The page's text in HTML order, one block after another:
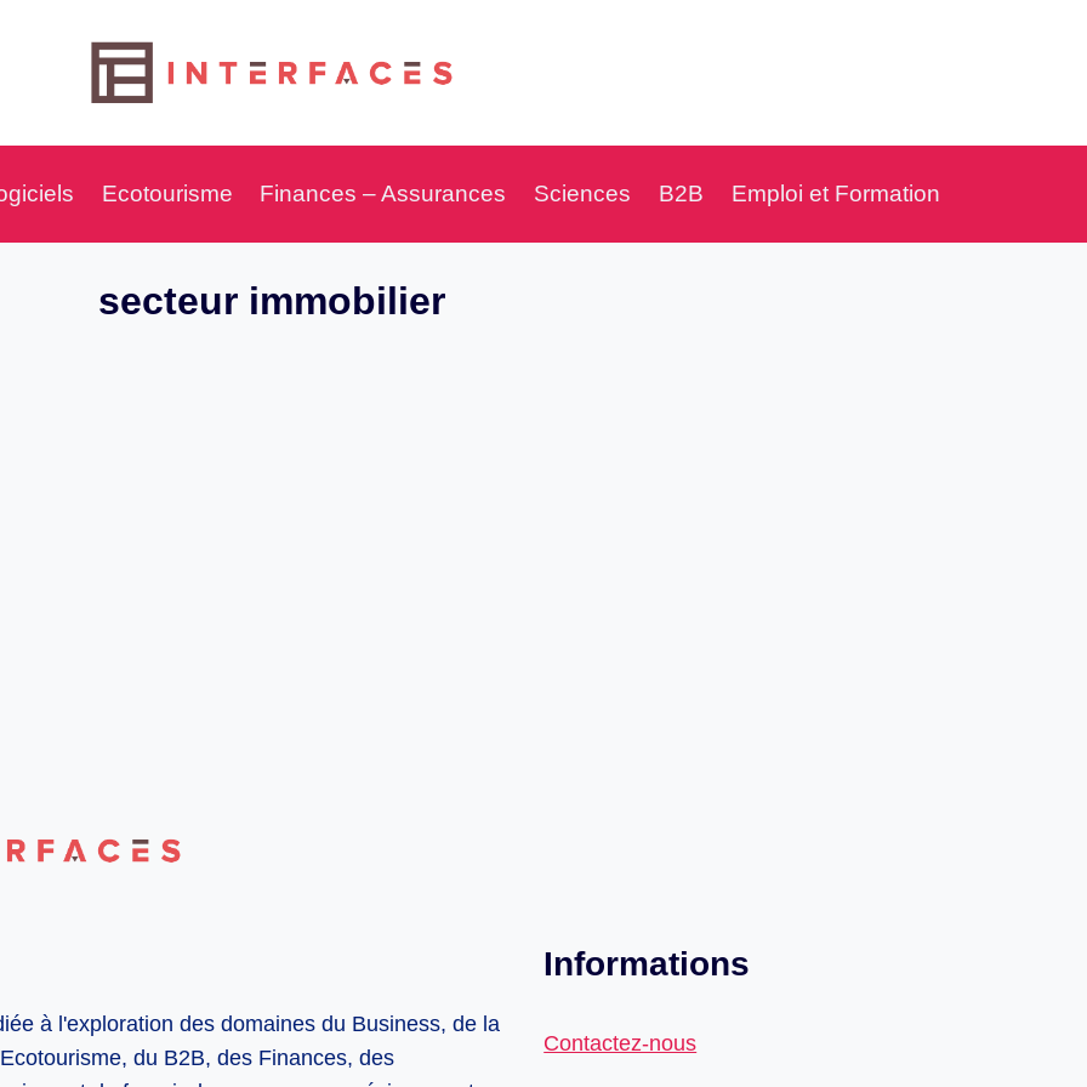
Ecotourisme Finances – Assurances Sciences B2B Emploi et Formation
secteur immobilier
à l'exploration des domaines du Business, de la
du B2B, des Finances, des
Informations
Contactez-nous